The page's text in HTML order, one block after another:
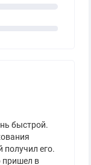
быстрой.
получил его.
пришел в